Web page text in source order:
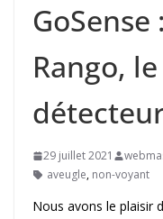
Rango,
29 juillet 2021
aveugle, non-voyant
Nous avons le plaisir